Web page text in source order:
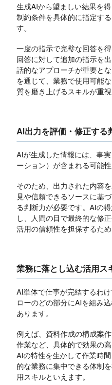
生成AIから望ましい結果を
制約条件を具体的に指定す
す。
一度の指示で完璧な回答を
回答に対して追加の指示を
話的なアプローチが重要と
を通じて、業務で使用可能
質を磨き上げるスキルが重視
AI出力を評価・修正する
AIが生成した情報には、事
ーション）が含まれる可能性
そのため、出力された内容
見や信頼できるソースに基
る判断力が必要です。AIの
し、人間の目で最終的な修
活用の信頼性を担保するため
業務に落とし込む活用ス
AI単体で仕事が完結するわ
ローのどの部分にAIを組み
あります。
例えば、資料作成の構成案
作業など、具体的で効果の
AIの特性を生かして作業時
的な業務に集中できる体制
用スキルといえます。